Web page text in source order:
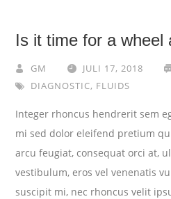
Is it time for a wheel
GM JULI 17, 2018
DIAGNOSTIC, FLUIDS
Integer rhoncus hendrerit sem
mi sed dolor eleifend pretium
arcu feugiat, consequat orci at,
vestibulum, eros vel venenatis
suscipit mi, nec rhoncus velit